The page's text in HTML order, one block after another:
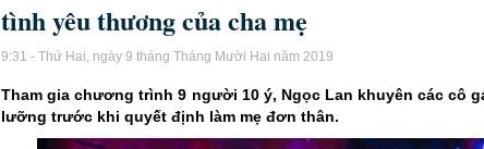
tình yêu thương của cha mẹ
9:31 - Thứ Hai, ngày 9 tháng Tháng Mười Hai năm 2019
Tham gia chương trình 9 người 10 ý, Ngọc Lan khuyên các cô
lưỡng trước khi quyết định làm mẹ đơn thân.